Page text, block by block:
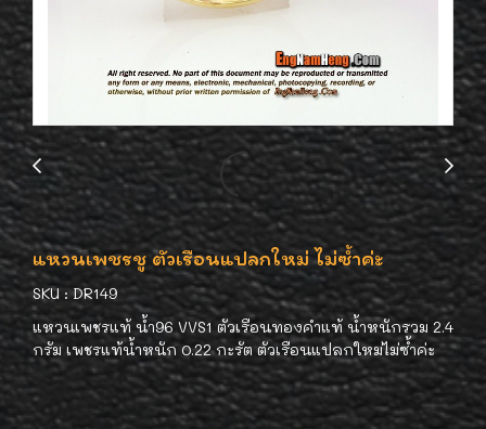
แหวนเพชรชู ตัวเรือนแปลกใหม่ ไม่ซ้ำค่ะ
SKU : DR149
แหวนเพชรแท้ น้ำ96 VVS1 ตัวเรือนทองคำแท้ น้ำหนักรวม 2.4
กรัม เพชรแท้น้ำหนัก 0.22 กะรัต ตัวเรือนแปลกใหม่ไม่ซ้ำค่ะ